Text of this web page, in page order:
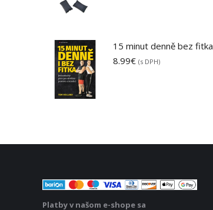
15 minut denně bez fitka
8.99€ (s DPH)
Platby v našom e-shope sa